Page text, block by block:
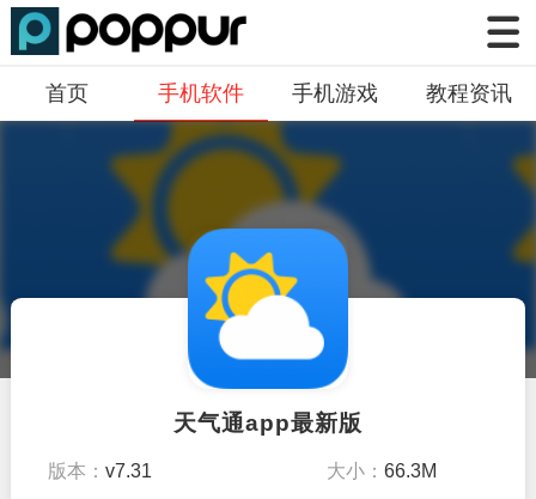
首页 手机软件 手机游戏 教程资讯
天气通app最新版
版本：v7.31 大小：66.3M